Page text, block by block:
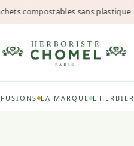
compostables sans plastique
LA MARQUE L'HERBIER